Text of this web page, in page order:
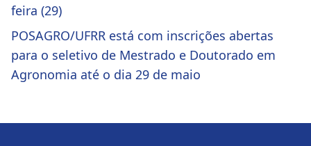
feira (29)
POSAGRO/UFRR está com inscrições abertas
para o seletivo de Mestrado e Doutorado em
Agronomia até o dia 29 de maio